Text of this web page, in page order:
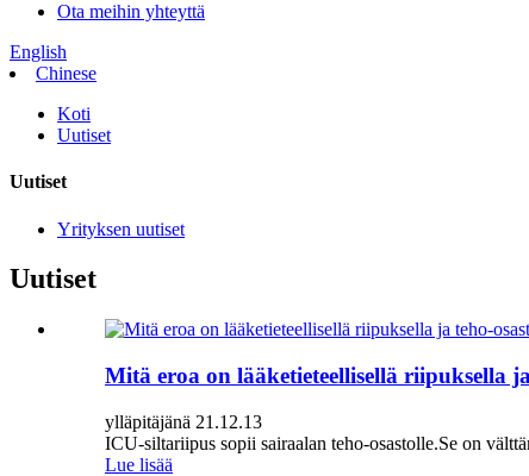
Ota meihin yhteyttä
English
Chinese
Koti
Uutiset
Uutiset
Yrityksen uutiset
Uutiset
Mitä eroa on lääketieteellisellä riipuksella
ylläpitäjänä 21.12.13
ICU-siltariipus sopii sairaalan teho-osastolle.Se on
Lue lisää